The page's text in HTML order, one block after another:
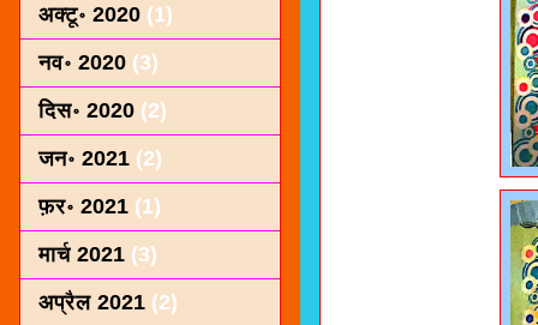
अक्टू॰ 2020 (1)
नव॰ 2020 (3)
दिस॰ 2020 (2)
जन॰ 2021 (2)
फ़र॰ 2021 (1)
मार्च 2021 (3)
अप्रैल 2021 (2)